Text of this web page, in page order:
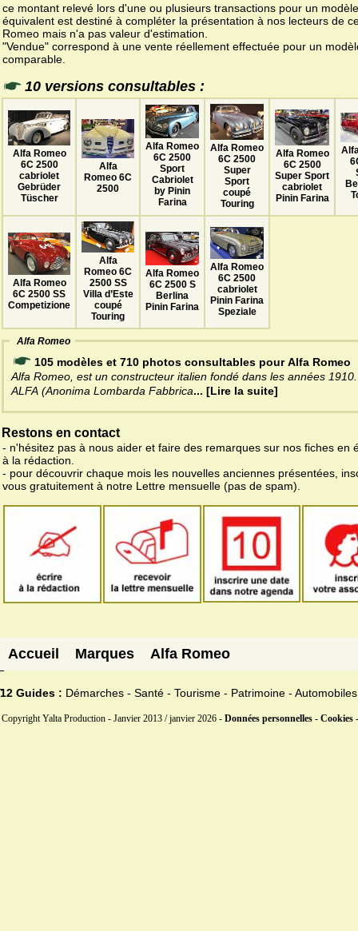
ce montant relevé lors d'une ou plusieurs transactions pour un modèle
équivalent est destiné à compléter la présentation à nos lecteurs de
Romeo mais n'a pas valeur d'estimation.
"Vendue" correspond à une vente réellement effectuée pour un
comparable.
10 versions consultables :
Alfa Romeo
6C 2500
cabriolet
Gebrüder
Tüscher
Alfa
Romeo 6C
2500
Alfa Romeo
6C 2500
Sport
Cabriolet
by Pinin
Farina
Alfa Romeo
6C 2500
Super
Sport
coupé
Touring
Alfa Romeo
6C 2500
Super Sport
cabriolet
Pinin Farina
Alfa Romeo
6C 2500 SS
Competizione
Alfa
Romeo 6C
2500 SS
Villa d’Este
coupé
Touring
Alfa Romeo
6C 2500 S
Berlina
Pinin Farina
Alfa Romeo
6C 2500
cabriolet
Pinin Farina
Speziale
Alfa Romeo
105 modèles et 710 photos consultables pour Alfa Romeo
Alfa Romeo, est un constructeur italien fondé dans les années 1910.
ALFA (Anonima Lombarda Fabbrica... [Lire la suite]
Restons en contact
- n'hésitez pas à nous aider et faire des remarques sur nos fiches en
à la rédaction.
- pour découvrir chaque mois les nouvelles anciennes présentées,
vous gratuitement à notre Lettre mensuelle (pas de spam).
Accueil Marques Alfa Romeo
12 Guides : Démarches - Santé - Tourisme - Patrimoine - Automobiles
Copyright Yalta Production - Janvier 2013 / janvier 2026 - Données personnelles - Cookies